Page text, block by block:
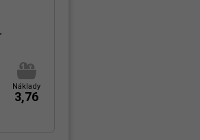
Náklady
3,76